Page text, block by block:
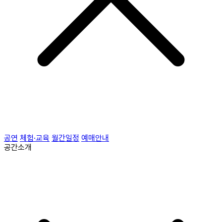
공연 체험·교육 월간일정 예매안내
공간소개